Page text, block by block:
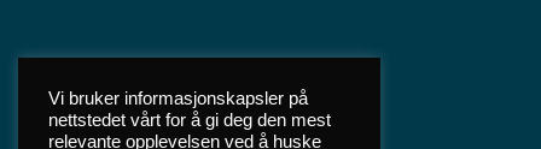
Facebook
Vi bruker informasjonskapsler på
nettstedet vårt for å gi deg den mest
relevante opplevelsen ved å huske